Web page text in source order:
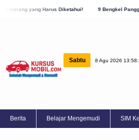
Diketahui! 9 Bengkel Panggilan Terbaik di
Sabtu 8 Agu 2026
Berita Belajar Mengemudi SIM